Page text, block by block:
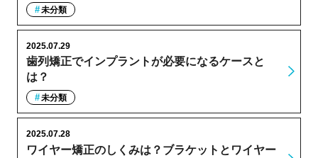
未分類
歯列矯正でインプラントが必要になるケースと
は？
2025.07.29
未分類
ワイヤー矯正のしくみは？ブラケットとワイヤー
2025.07.28